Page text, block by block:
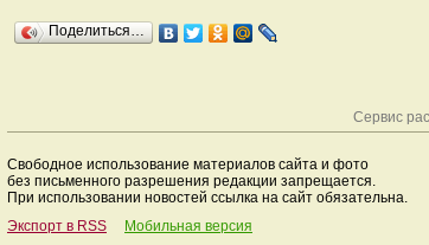
Поделиться…
Сервис
Свободное использование материалов сайта и фото
без письменного разрешения редакции запрещается.
При использовании новостей ссылка на сайт обязательна.
Экспорт в RSS
Мобильная версия